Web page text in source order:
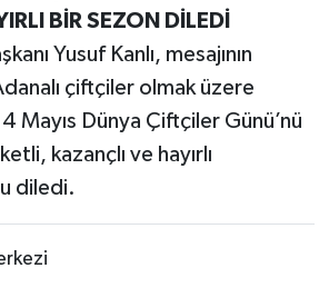
BİR SEZON DİLEDİ
Yusuf Kanlı, mesajının
çiftçiler olmak üzere
Mayıs Dünya Çiftçiler Günü’nü
kazançlı ve hayırlı
diledi.